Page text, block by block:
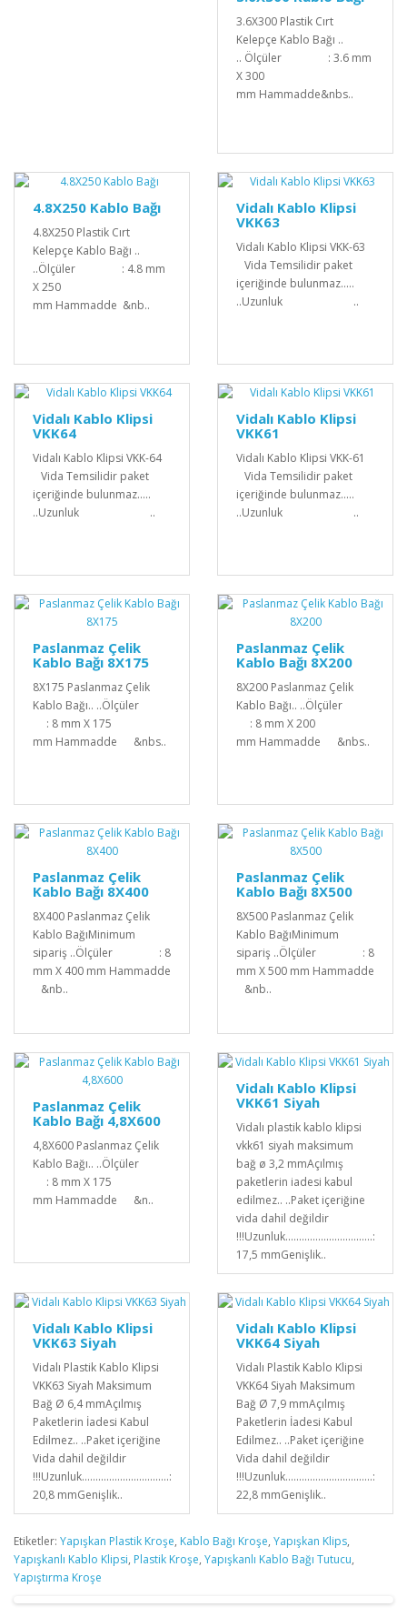
3.6X300 Plastik Cırt
Kelepçe Kablo Bağı ..
.. Ölçüler : 3.6 mm
X 300
mm Hammadde&nbs..
4.8X250 Kablo Bağı
4.8X250 Plastik Cırt
Kelepçe Kablo Bağı ..
..Ölçüler : 4.8 mm
X 250
mm Hammadde &nb..
Vidalı Kablo Klipsi
VKK63
Vidalı Kablo Klipsi VKK-63
Vida Temsilidir paket
içeriğinde bulunmaz.....
..Uzunluk ..
Vidalı Kablo Klipsi
VKK64
Vidalı Kablo Klipsi VKK-64
Vida Temsilidir paket
içeriğinde bulunmaz.....
..Uzunluk ..
Vidalı Kablo Klipsi
VKK61
Vidalı Kablo Klipsi VKK-61
Vida Temsilidir paket
içeriğinde bulunmaz.....
..Uzunluk ..
Paslanmaz Çelik
Kablo Bağı 8X175
8X175 Paslanmaz Çelik
Kablo Bağı.. ..Ölçüler
: 8 mm X 175
mm Hammadde &nbs..
Paslanmaz Çelik
Kablo Bağı 8X200
8X200 Paslanmaz Çelik
Kablo Bağı.. ..Ölçüler
: 8 mm X 200
mm Hammadde &nbs..
Paslanmaz Çelik
Kablo Bağı 8X400
8X400 Paslanmaz Çelik
Kablo BağıMinimum
sipariş ..Ölçüler : 8
mm X 400 mm Hammadde
&nb..
Paslanmaz Çelik
Kablo Bağı 8X500
8X500 Paslanmaz Çelik
Kablo BağıMinimum
sipariş ..Ölçüler : 8
mm X 500 mm Hammadde
&nb..
Paslanmaz Çelik
Kablo Bağı 4,8X600
4,8X600 Paslanmaz Çelik
Kablo Bağı.. ..Ölçüler
: 8 mm X 175
mm Hammadde &n..
Vidalı Kablo Klipsi
VKK61 Siyah
Vidalı plastik kablo klipsi
vkk61 siyah maksimum
bağ ø 3,2 mmAçılmış
paketlerin iadesi kabul
edilmez.. ..Paket içeriğine
vida dahil değildir
!!!Uzunluk................................:
17,5 mmGenişlik..
Vidalı Kablo Klipsi
VKK63 Siyah
Vidalı Plastik Kablo Klipsi
VKK63 Siyah Maksimum
Bağ Ø 6,4 mmAçılmış
Paketlerin İadesi Kabul
Edilmez.. ..Paket içeriğine
Vida dahil değildir
!!!Uzunluk................................:
20,8 mmGenişlik..
Vidalı Kablo Klipsi
VKK64 Siyah
Vidalı Plastik Kablo Klipsi
VKK64 Siyah Maksimum
Bağ Ø 7,9 mmAçılmış
Paketlerin İadesi Kabul
Edilmez.. ..Paket içeriğine
Vida dahil değildir
!!!Uzunluk................................:
22,8 mmGenişlik..
Etiketler: Yapışkan Plastik Kroşe, Kablo Bağı Kroşe, Yapışkan Klips,
Yapışkanlı Kablo Klipsi, Plastik Kroşe, Yapışkanlı Kablo Bağı Tutucu,
Yapıştırma Kroşe